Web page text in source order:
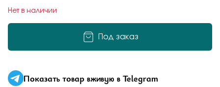
Нет в наличии
Под заказ
Показать товар вживую в Telegram